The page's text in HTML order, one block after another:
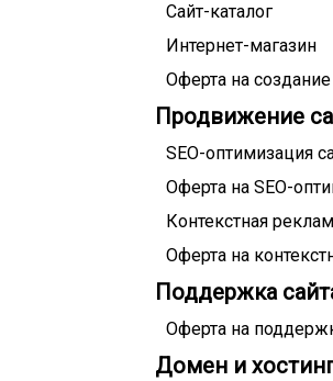
Сайт-каталог
Интернет-магазин
Оферта на создание
Продвижение
SEO-оптимизация
Оферта на SEO-
Контекстная
Оферта на
Поддержка
Оферта на
Домен и